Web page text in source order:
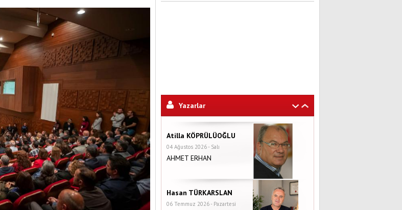
Yazarlar
Atilla KÖPRÜLÜOĞLU
04 Ağustos 2026 - Salı
AHMET ERHAN
Hasan TÜRKARSLAN
06 Temmuz 2026 - Pazartesi